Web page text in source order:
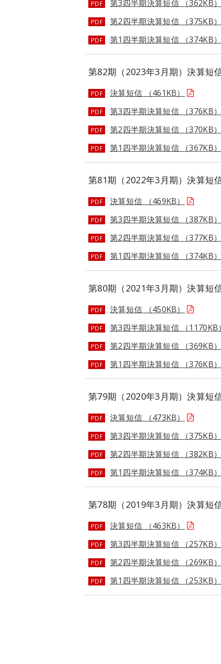
PDF 第3四半期決算短信 （362KB）
PDF 第2四半期決算短信 （375KB）
PDF 第1四半期決算短信 （374KB）
第82期（2023年3月期）決算短
PDF 決算短信 （461KB）
PDF 第3四半期決算短信 （376KB）
PDF 第2四半期決算短信 （370KB）
PDF 第1四半期決算短信 （367KB）
第81期（2022年3月期）決算短
PDF 決算短信 （469KB）
PDF 第3四半期決算短信 （387KB）
PDF 第2四半期決算短信 （377KB）
PDF 第1四半期決算短信 （374KB）
第80期（2021年3月期）決算短
PDF 決算短信 （450KB）
PDF 第3四半期決算短信 （1170KB）
PDF 第2四半期決算短信 （369KB）
PDF 第1四半期決算短信 （376KB）
第79期（2020年3月期）決算短
PDF 決算短信 （473KB）
PDF 第3四半期決算短信 （375KB）
PDF 第2四半期決算短信 （382KB）
PDF 第1四半期決算短信 （374KB）
第78期（2019年3月期）決算短
PDF 決算短信 （463KB）
PDF 第3四半期決算短信 （257KB）
PDF 第2四半期決算短信 （269KB）
PDF 第1四半期決算短信 （253KB）